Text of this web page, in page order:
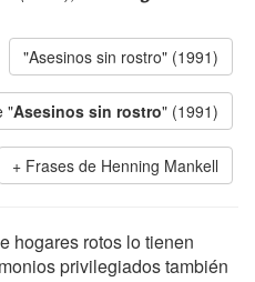
"Asesinos sin rostro" (1991)
"Asesinos sin rostro" (1991)
Frases de Henning Mankell
hogares rotos lo tienen
privilegiados también